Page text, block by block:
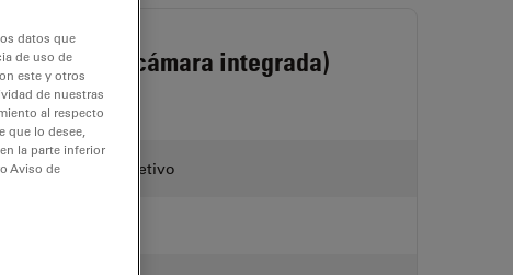
Ivesta 3 (cámara integrada)
corregida del objetivo
datos que
de uso de
este y otros
de nuestras
al respecto
que lo desee,
la parte inferior
Aviso de